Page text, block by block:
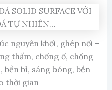
nguyên khối, ghép nối –
thấm, chống ố, chống
bền bỉ, sáng bóng, bền
thời gian